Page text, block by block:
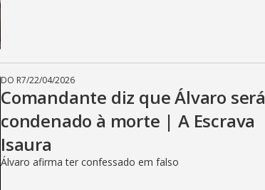
DO R7/22/04/2026
Comandante diz que Álvaro será
condenado à morte | A Escrava
Isaura
Álvaro afirma ter confessado em falso